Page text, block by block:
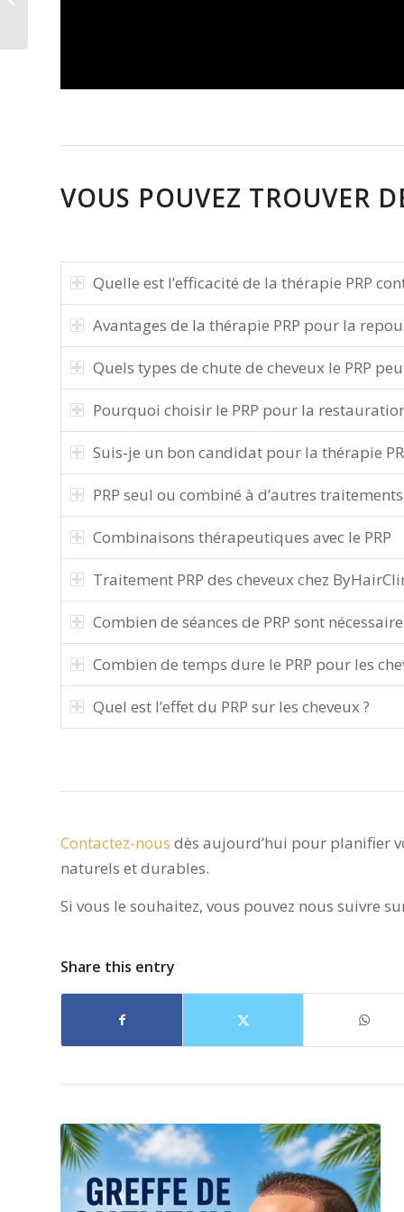
VOUS POUVEZ TROUVER
Quelle est l’efficacité de la thérapie PRP
Avantages de la thérapie PRP pour la
Quels types de chute de cheveux le PRP
Pourquoi choisir le PRP pour la
Suis-je un bon candidat pour la thérapie
PRP seul ou combiné à d’autres traitements
Combinaisons thérapeutiques avec le PRP
Traitement PRP des cheveux chez
Combien de séances de PRP sont
Combien de temps dure le PRP pour les
Quel est l’effet du PRP sur les cheveux ?
Contactez-nous dès aujourd’hui pour planifier
naturels et durables.
Si vous le souhaitez, vous pouvez nous suivre
Share this entry